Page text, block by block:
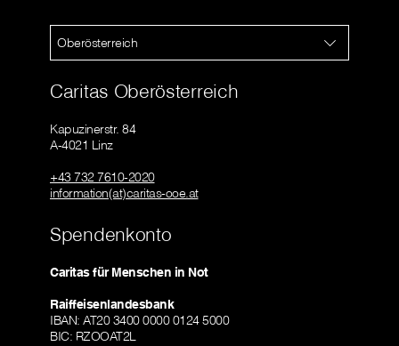
Oberösterreich
Caritas Oberösterreich
Kapuzinerstr. 84
A-4021 Linz
+43 732 7610-2020
information(at)caritas-ooe.at
Spendenkonto
Caritas für Menschen in Not
Raiffeisenlandesbank
IBAN: AT20 3400 0000 0124 5000
BIC: RZOOAT2L